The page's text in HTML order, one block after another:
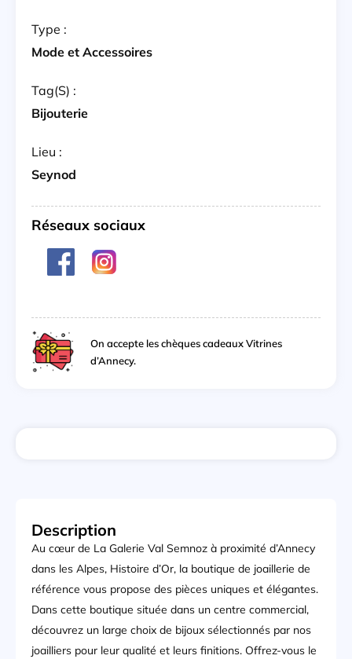
Type :
Mode et Accessoires
Tag(s) :
Bijouterie
Lieu :
Seynod
Réseaux sociaux
On accepte les chèques cadeaux Vitrines
d’Annecy.
Description
Au cœur de La Galerie Val Semnoz à proximité d’Annecy
dans les Alpes, Histoire d’Or, la boutique de joaillerie de
référence vous propose des pièces uniques et élégantes.
Dans cette boutique située dans un centre commercial,
découvrez un large choix de bijoux sélectionnés par nos
joailliers pour leur qualité et leurs finitions. Offrez-vous le